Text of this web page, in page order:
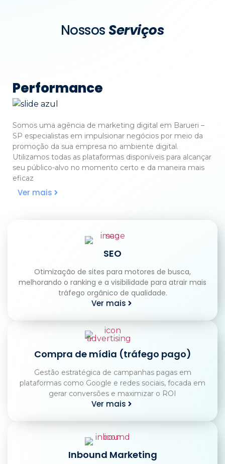
NossosServiços
Performance
Somos uma agência de marketing digital em Barueri –
SP especialistas em impulsionar negócios por meio da
promoção da sua empresa no ambiente digital.
Utilizamos todas as plataformas disponíveis para alcançar
seu público-alvo no momento certo e da maneira mais
eficaz
Ver mais
SEO
Otimização de sites para motores de busca,
melhorando o ranking e a visibilidade para atrair mais
tráfego orgânico de qualidade.
Ver mais
Compra de mídia (tráfego pago)
Gestão estratégica de campanhas pagas em
plataformas como Google e redes sociais, focada em
gerar conversões e maximizar o ROI
Ver mais
Inbound Marketing